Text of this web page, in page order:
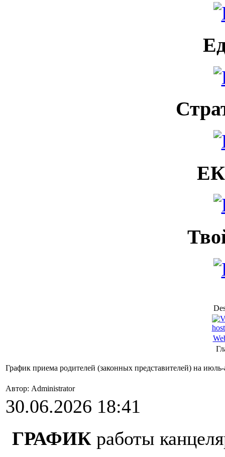
График приема родителей (законных представителей) на июль-
Автор: Administrator
30.06.2026 18:41
ГРАФИК работы